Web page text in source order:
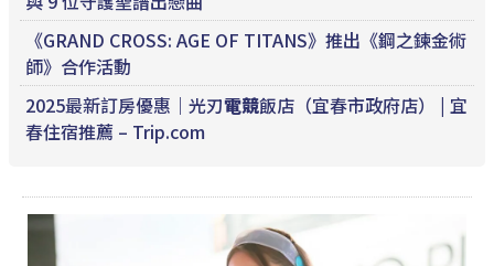
《GRAND CROSS: AGE OF TITANS》推出《鋼之鍊金術
師》合作活動
2025最新訂房優惠｜光刃電競飯店（宜春市政府店） | 宜
春住宿推薦 – Trip.com